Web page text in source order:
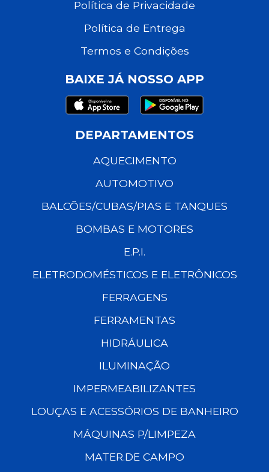
Política de Privacidade
Política de Entrega
Termos e Condições
BAIXE JÁ NOSSO APP
DEPARTAMENTOS
AQUECIMENTO
AUTOMOTIVO
BALCÕES/CUBAS/PIAS E TANQUES
BOMBAS E MOTORES
E.P.I.
ELETRODOMÉSTICOS E ELETRÔNICOS
FERRAGENS
FERRAMENTAS
HIDRÁULICA
ILUMINAÇÃO
IMPERMEABILIZANTES
LOUÇAS E ACESSÓRIOS DE BANHEIRO
MÁQUINAS P/LIMPEZA
MATER.DE CAMPO